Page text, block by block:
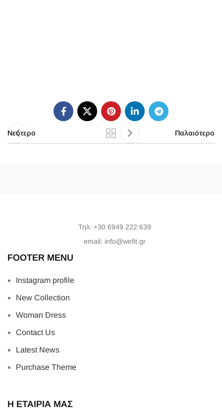
Νεότερο Παλαιότερο
Τηλ: +30 6949 222 639
email: info@wefit.gr
FOOTER MENU
Instagram profile
New Collection
Woman Dress
Contact Us
Latest News
Purchase Theme
Η ΕΤΑΙΡΙΑ ΜΑΣ